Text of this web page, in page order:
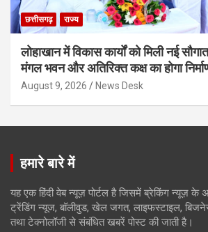
छत्तीसगढ़ राज्य
लोहाखान में विकास कार्यों को मिली नई
मंगल भवन और अतिरिक्त कक्ष का होगा
August 9, 2026 News Desk
हमारे बारे में
यह एक हिंदी वेब न्यूज़ पोर्टल है जिसमें ब्रेकिंग न्यूज़ के
ट्रेंडिंग न्यूज, बॉलीवुड, खेल जगत, लाइफस्टाइल,
तथा टेक्नोलॉजी से संबंधित खबरें पोस्ट की जाती है।